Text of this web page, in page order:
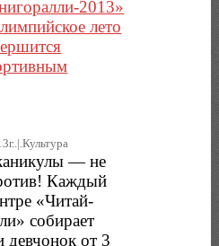
2013»
лето
— не
Каждый
«Читай-
собирает
девчонок от 3